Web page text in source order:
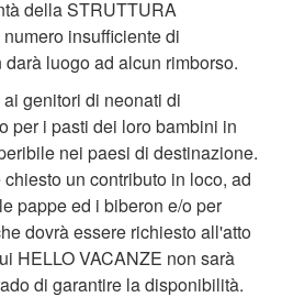
della STRUTTURA
insufficiente di
luogo ad alcun rimborso.
genitori di neonati di
per i pasti dei loro bambini in
nei paesi di destinazione.
un contributo in loco, ad
pappe ed i biberon e/o per
dovrà essere richiesto all'atto
HELLO VACANZE non sarà
di garantire la disponibilità.